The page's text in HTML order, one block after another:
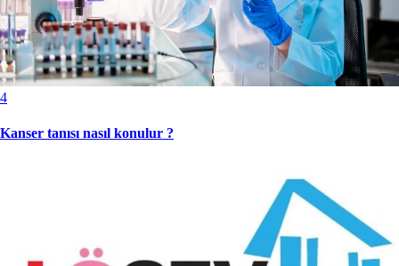
4
Kanser tanısı nasıl konulur ?